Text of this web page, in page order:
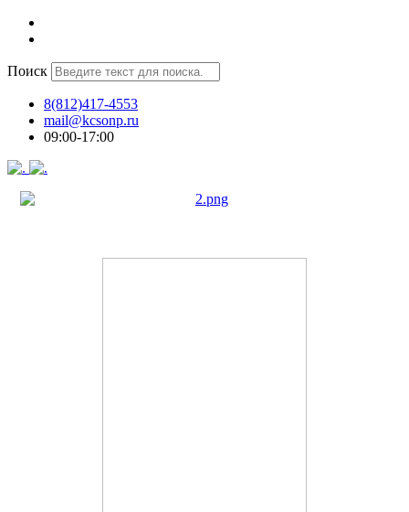
Поиск
8(812)417-4553
mail@kcsonp.ru
09:00-17:00